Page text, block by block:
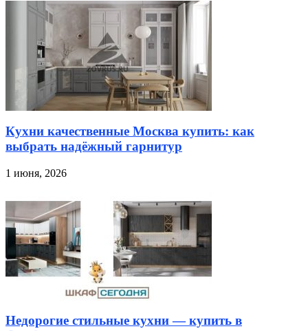
Кухни качественные Москва купить: как
выбрать надёжный гарнитур
1 июня, 2026
Недорогие стильные кухни — купить в